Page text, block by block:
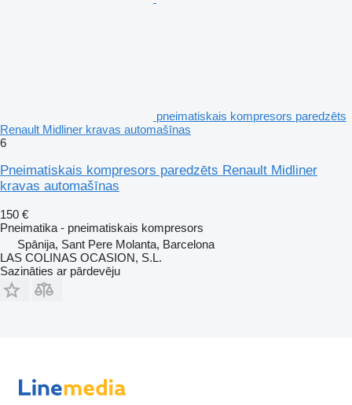
pneimatiskais kompresors paredzēts
Renault Midliner kravas automašīnas
6
Pneimatiskais kompresors paredzēts Renault Midliner
kravas automašīnas
150 €
Pneimatika - pneimatiskais kompresors
Spānija, Sant Pere Molanta, Barcelona
LAS COLINAS OCASION, S.L.
Sazināties ar pārdevēju